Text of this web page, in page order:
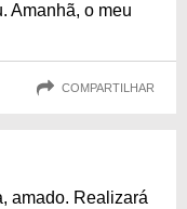
Amanhã, o meu
COMPARTILHAR
amado. Realizará